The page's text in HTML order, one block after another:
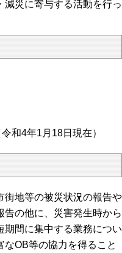
減災に寄与する活動を行っ
4年1月18日現在）
街地等の被災状況の報告や
告の他に、災害発生時から
期間に集中する業務につい
なOB等の協力を得ること